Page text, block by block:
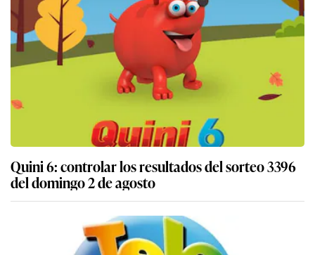
Quini 6: controlar los resultados del sorteo 3396
del domingo 2 de agosto